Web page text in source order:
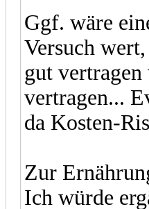
Ggf. wäre
Versuch
gut
vertragen...
da Kosten-
Zur
Ich würde